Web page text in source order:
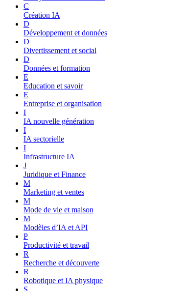
C
Création IA
D
Développement et données
D
Divertissement et social
D
Données et formation
E
Education et savoir
E
Entreprise et organisation
I
IA nouvelle génération
I
IA sectorielle
I
Infrastructure IA
J
Juridique et Finance
M
Marketing et ventes
M
Mode de vie et maison
M
Modèles d’IA et API
P
Productivité et travail
R
Recherche et découverte
R
Robotique et IA physique
S